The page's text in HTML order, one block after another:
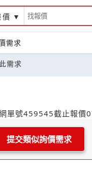
價
需求
需求
單號459545截止報價
提交類似詢價需求